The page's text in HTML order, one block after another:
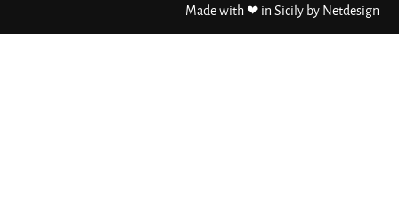
Made with ❤ in Sicily byNetdesign